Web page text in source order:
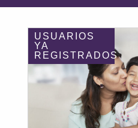
USUARIOS
YA
REGISTRADOS